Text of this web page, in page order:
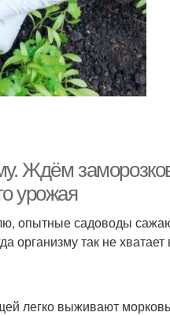
Ждём
урожая
опытные садоводы
организму так не
легко выживают